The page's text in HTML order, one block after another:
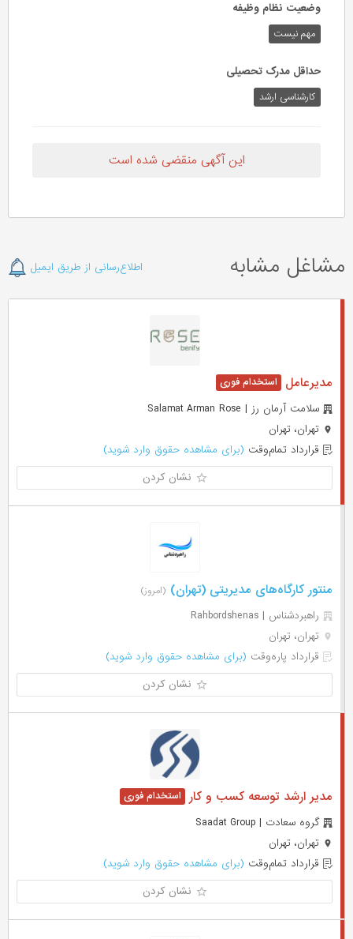
وضعیت نظام وظیفه
مهم‌ نیست
حداقل مدرک تحصیلی
کارشناسی ارشد
این آگهی منقضی شده است
مشاغل مشابه اطلاع‌رسانی از طریق ایمیل
مدیرعامل
سلامت آرمان رز | Salamat Arman Rose
تهران، تهران
قرارداد تمام‌وقت (برای مشاهده حقوق وارد شوید)
نشان کردن
منتور کارگاه‌های مدیریتی (تهران) (امروز)
راهبردشناس | Rahbordshenas
تهران، تهران
قرارداد پاره‌وقت (برای مشاهده حقوق وارد شوید)
نشان کردن
مدیر ارشد توسعه کسب و کار
گروه سعادت | Saadat Group
تهران، تهران
قرارداد تمام‌وقت (برای مشاهده حقوق وارد شوید)
نشان کردن